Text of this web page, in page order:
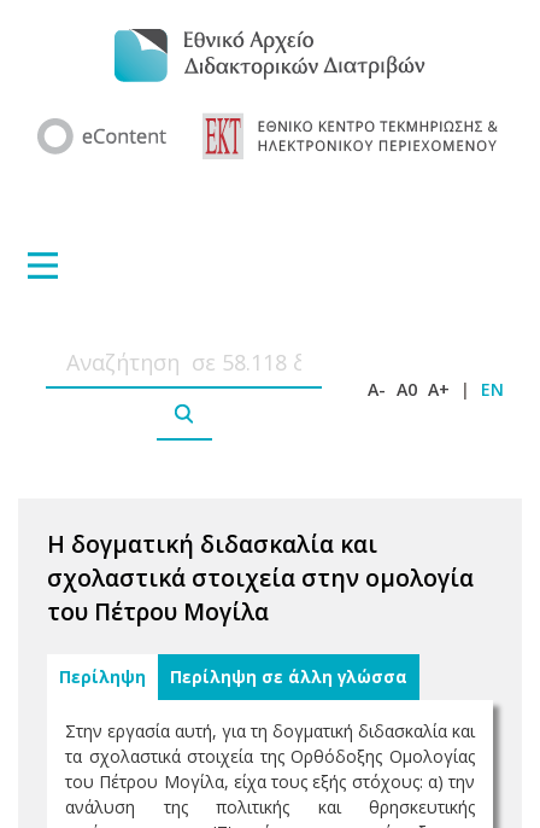
A- A0 A+ | EN
Η δογματική διδασκαλία και
σχολαστικά στοιχεία στην ομολογία
του Πέτρου Μογίλα
Περίληψη Περίληψη σε άλλη γλώσσα
Στην εργασία αυτή, για τη δογματική διδασκαλία και
τα σχολαστικά στοιχεία της Ορθόδοξης Ομολογίας
του Πέτρου Μογίλα, είχα τους εξής στόχους: α) την
ανάλυση της πολιτικής και θρησκευτικής